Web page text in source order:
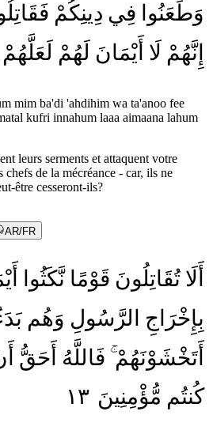
وَطَعَنُوا فِي دِينِكُمْ
إِنَّهُمْ لَا أَيْمَانَ لَهُمْ لَعَلَّهُمْ
mim ba'di 'ahdihim wa ta'anoo fee
kufri innahum laaa aimaana lahum
leurs serments et attaquent votre
de la mécréance - car, ils ne
être cesseront-ils?
AR/FR
أَلَا تُقَاتِلُونَ قَوْمًا نَّكَثُوا
بِإِخْرَاجِ
الرَّسُولِ وَهُم
أَتَخْشَوْنَهُمْ فَاللَّهُ أَحَقُّ
كُنتُم مُّؤْمِنِينَ ١٣